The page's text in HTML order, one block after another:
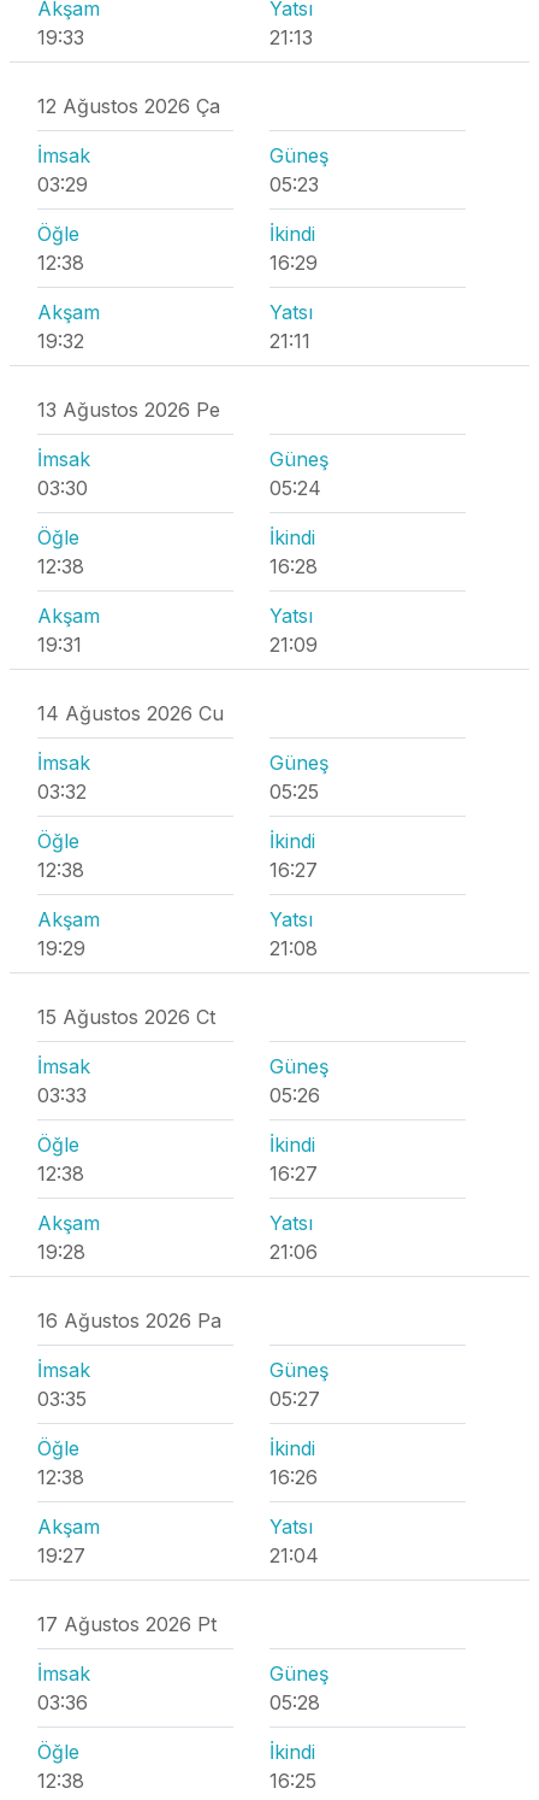
Akşam
19:33
Yatsı
21:13
12 Ağustos 2026 Ça
İmsak
03:29
Güneş
05:23
Öğle
12:38
İkindi
16:29
Akşam
19:32
Yatsı
21:11
13 Ağustos 2026 Pe
İmsak
03:30
Güneş
05:24
Öğle
12:38
İkindi
16:28
Akşam
19:31
Yatsı
21:09
14 Ağustos 2026 Cu
İmsak
03:32
Güneş
05:25
Öğle
12:38
İkindi
16:27
Akşam
19:29
Yatsı
21:08
15 Ağustos 2026 Ct
İmsak
03:33
Güneş
05:26
Öğle
12:38
İkindi
16:27
Akşam
19:28
Yatsı
21:06
16 Ağustos 2026 Pa
İmsak
03:35
Güneş
05:27
Öğle
12:38
İkindi
16:26
Akşam
19:27
Yatsı
21:04
17 Ağustos 2026 Pt
İmsak
03:36
Güneş
05:28
Öğle
12:38
İkindi
16:25